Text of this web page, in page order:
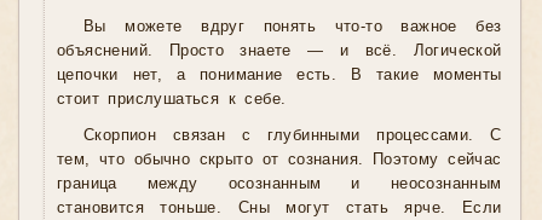
Вы можете вдруг понять что-то важное без
объяснений. Просто знаете — и всё. Логической
цепочки нет, а понимание есть. В такие моменты
стоит прислушаться к себе.
Скорпион связан с глубинными процессами. С
тем, что обычно скрыто от сознания. Поэтому сейчас
граница между осознанным и неосознанным
становится тоньше. Сны могут стать ярче. Если